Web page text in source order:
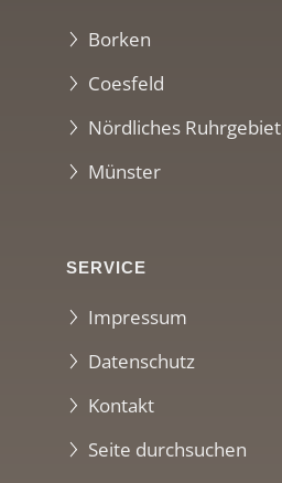
Borken
Coesfeld
Nördliches Ruhrgebiet
Münster
SERVICE
Impressum
Datenschutz
Kontakt
Seite durchsuchen